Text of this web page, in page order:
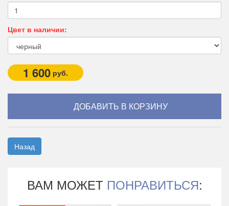
Цвет в наличии:
1 600 руб.
Назад
ВАМ МОЖЕТ ПОНРАВИТЬСЯ: